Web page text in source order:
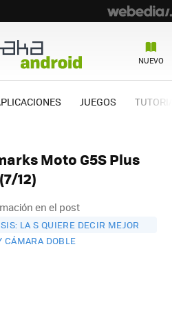
NUEVO
JUEGOS
Moto G5S Plus
(7/12)
en el post
LA S QUIERE DECIR MEJOR
CÁMARA DOBLE